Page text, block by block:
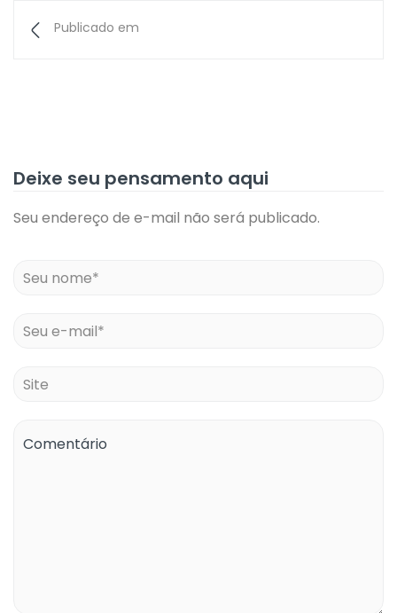
Publicado em
Deixe seu pensamento aqui
Seu endereço de e-mail não será publicado.